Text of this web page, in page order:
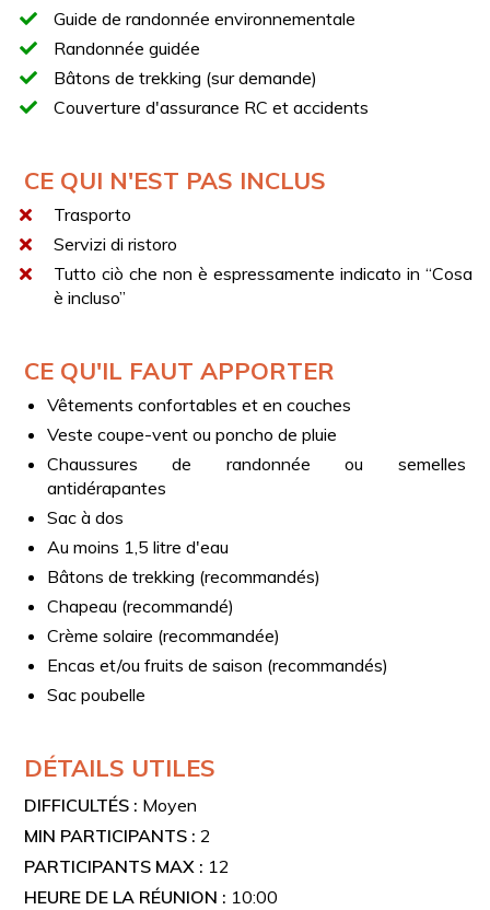
Retour au point de départ
DÉTAILS TECHNIQUES
Type de parcours : en boucle
Durée : environ 4 heures
Dénivelé : 150 m
Difficulté : E (sentier de randonnée)
Guide de randonnée environnementale
Randonnée guidée
Bâtons de trekking (sur demande)
Couverture d'assurance RC et accidents
CE QUI N'EST PAS INCLUS
Trasporto
Servizi di ristoro
Tutto ciò che non è espressamente indicato in “Cosa
è incluso”
CE QU'IL FAUT APPORTER
Vêtements confortables et en couches
Veste coupe-vent ou poncho de pluie
Chaussures de randonnée ou semelles
antidérapantes
Sac à dos
Au moins 1,5 litre d'eau
Bâtons de trekking (recommandés)
Chapeau (recommandé)
Crème solaire (recommandée)
Encas et/ou fruits de saison (recommandés)
Sac poubelle
DÉTAILS UTILES
DIFFICULTÉS : Moyen
MIN PARTICIPANTS :2
PARTICIPANTS MAX : 12
HEURE DE LA RÉUNION : 10:00